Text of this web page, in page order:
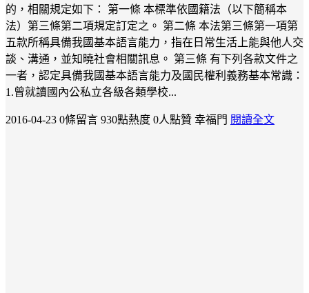
的，相關規定如下： 第一條 本標準依國籍法（以下簡稱本
法）第三條第二項規定訂定之。 第二條 本法第三條第一項第
五款所稱具備我國基本語言能力，指在日常生活上能與他人交
談、溝通，並知曉社會相關訊息。 第三條 有下列各款文件之
一者，認定具備我國基本語言能力及國民權利義務基本常識：
1.曾就讀國內公私立各級各類學校...
2016-04-23 0條留言 930點熱度 0人點贊 幸福門 閱讀全文